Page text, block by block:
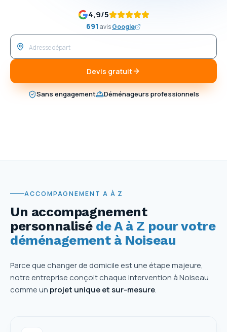
4,9/5
691 avisGoogle
Devis gratuit
Sans engagement Déménageurs professionnels
ACCOMPAGNEMENT A À Z
Un accompagnement
personnalisé de A à Z pour votre
déménagement à Noiseau
Parce que changer de domicile est une étape majeure,
notre entreprise conçoit chaque intervention à Noiseau
comme un projet unique et sur-mesure.